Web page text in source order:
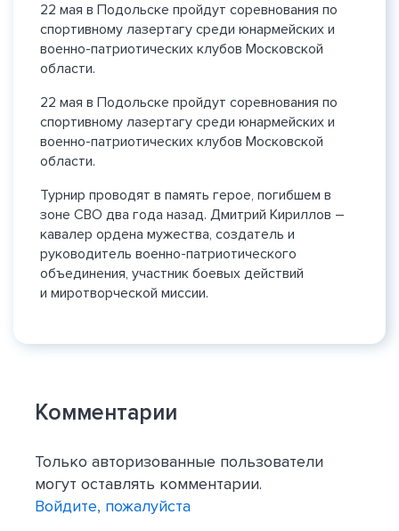
22 мая в Подольске пройдут соревнования по
спортивному лазертагу среди юнармейских и
военно-патриотических клубов Московской
области.
22 мая в Подольске пройдут соревнования по
спортивному лазертагу среди юнармейских и
военно-патриотических клубов Московской
области.
Турнир проводят в память герое, погибшем в
зоне СВО два года назад. Дмитрий Кириллов –
кавалер ордена мужества, создатель и
руководитель военно-патриотического
объединения, участник боевых действий
и миротворческой миссии.
Комментарии
Только авторизованные пользователи
могут оставлять комментарии.
Войдите, пожалуйста